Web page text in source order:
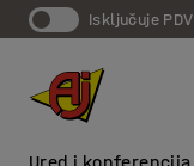
Isključuje PDV